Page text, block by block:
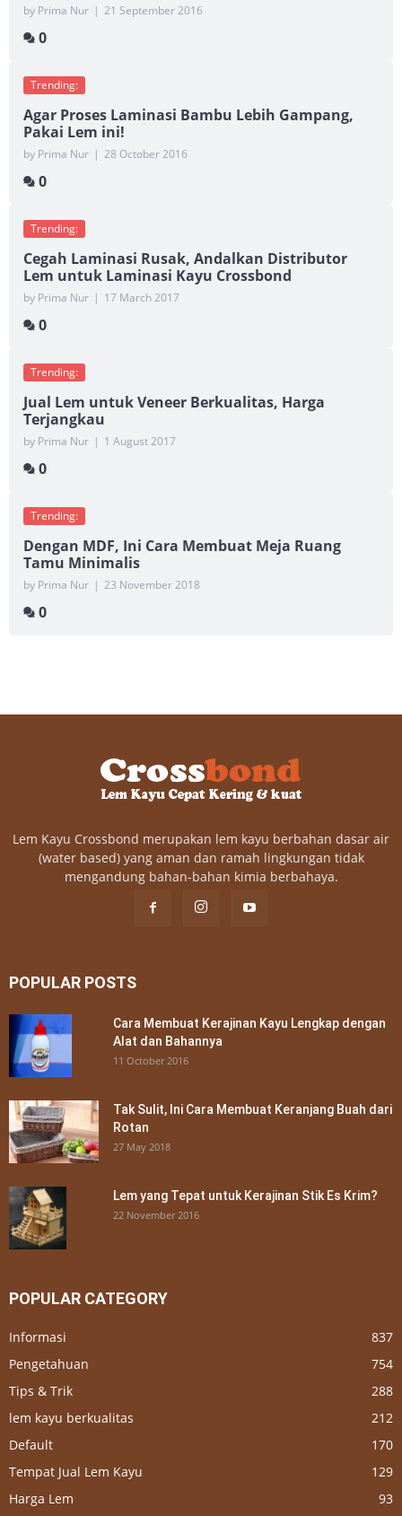
by Prima Nur | 21 September 2016
0
Trending:
Agar Proses Laminasi Bambu Lebih Gampang,
Pakai Lem ini!
by Prima Nur | 28 October 2016
0
Trending:
Cegah Laminasi Rusak, Andalkan Distributor
Lem untuk Laminasi Kayu Crossbond
by Prima Nur | 17 March 2017
0
Trending:
Jual Lem untuk Veneer Berkualitas, Harga
Terjangkau
by Prima Nur | 1 August 2017
0
Trending:
Dengan MDF, Ini Cara Membuat Meja Ruang
Tamu Minimalis
by Prima Nur | 23 November 2018
0
Lem Kayu Crossbond merupakan lem kayu berbahan dasar air
(water based) yang aman dan ramah lingkungan tidak
mengandung bahan-bahan kimia berbahaya.
POPULAR POSTS
Cara Membuat Kerajinan Kayu Lengkap dengan
Alat dan Bahannya
11 October 2016
Tak Sulit, Ini Cara Membuat Keranjang Buah dari
Rotan
27 May 2018
Lem yang Tepat untuk Kerajinan Stik Es Krim?
22 November 2016
POPULAR CATEGORY
Informasi
837
Pengetahuan
754
Tips & Trik
288
lem kayu berkualitas
212
Default
170
Tempat Jual Lem Kayu
129
Harga Lem
93